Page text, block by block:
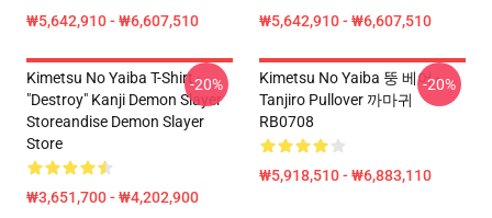
₩5,642,910 - ₩6,607,510 ₩5,642,910 - ₩6,607,510
Kimetsu No Yaiba T-Shirt -
"Destroy" Kanji Demon Slayer
Storeandise Demon Slayer
Store
₩3,651,700 - ₩4,202,900
-20%
Kimetsu No Yaiba 뚱 베어 -
Tanjiro Pullover 까마귀
RB0708
₩5,918,510 - ₩6,883,110
-20%